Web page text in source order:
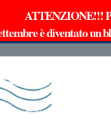
ATTENZIONE!!!
è diventato un